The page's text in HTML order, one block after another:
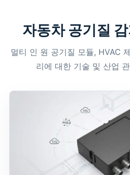
자동차 공기질
멀티 인 원 공기질 모듈, HVAC
리에 대한 기술 및 산업